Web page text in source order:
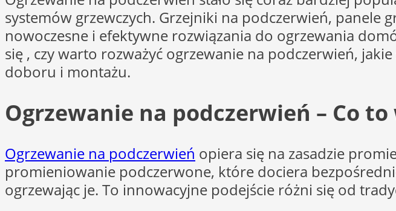
systemów grzewczych. Grzejniki na podczerwień, panele
nowoczesne i efektywne rozwiązania do ogrzewania
się , czy warto rozważyć ogrzewanie na podczerwień,
doboru i montażu.
Ogrzewanie na podczerwień – Co to
Ogrzewanie na podczerwień opiera się na zasadzie
promieniowanie podczerwone, które dociera
ogrzewając je. To innowacyjne podejście różni się od